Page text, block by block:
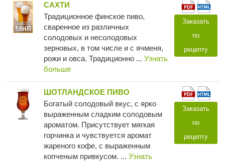
САХТИ
Традиционное финское пиво,
сваренное из различных
солодовых и несолодовых
зерновых, в том числе и с ячменя,
рожи и овса. Традиционно ... Узнать
больше
Заказать
по
рецепту
ШОТЛАНДСКОЕ ПИВО
Богатый солодовый вкус, с ярко
выраженным сладким солодовым
ароматом. Присутствует мягкая
горчинка и чувствуется аромат
жареного кофе, с выраженным
копченым привкусом. ... Узнать
Заказать
по
рецепту